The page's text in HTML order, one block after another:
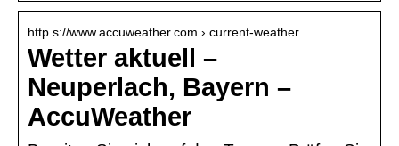
http s://www.accuweather.com › current-weather
Wetter aktuell –
Neuperlach, Bayern –
AccuWeather